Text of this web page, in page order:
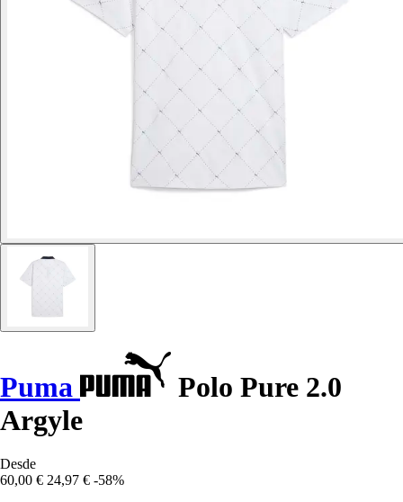
Puma
Polo Pure 2.0
Argyle
Desde
60,00 € 24,97 € -58%